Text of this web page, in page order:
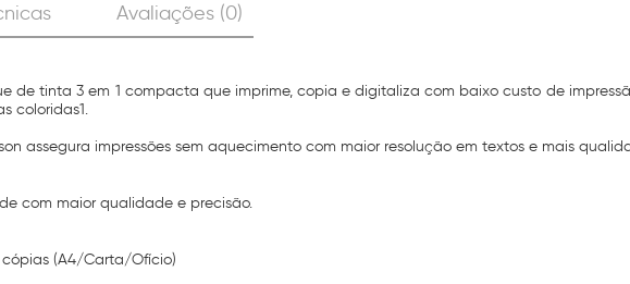
Avaliações (0)
de tinta 3 em 1 compacta que imprime, copia e digitaliza com baixo custo de
coloridas1.
assegura impressões sem aquecimento com maior resolução em textos e mais
com maior qualidade e precisão.
(A4/Carta/Ofício)